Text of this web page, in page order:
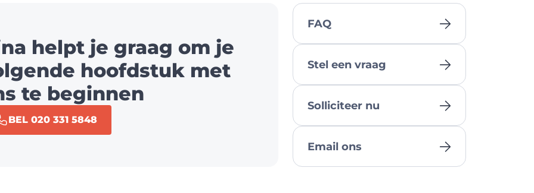
helpt je graag om je
hoofdstuk met
te beginnen
BEL 020 331 5848
FAQ
Stel een vraag
Solliciteer nu
Email ons